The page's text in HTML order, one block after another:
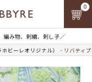
編み物、刺繍、刺し子／
0
ビーレオリジナル） リバティ